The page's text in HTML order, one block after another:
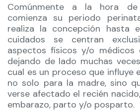
Comúnmente a la hora
comienza su periodo
realiza la concepción hasta
cuidados se centran
aspectos físicos y/o médicos
dejando de lado muchas
cual es un proceso que influye
no solo para la madre, sino
verse afectado el recién
embarazo, parto y/o posparto.